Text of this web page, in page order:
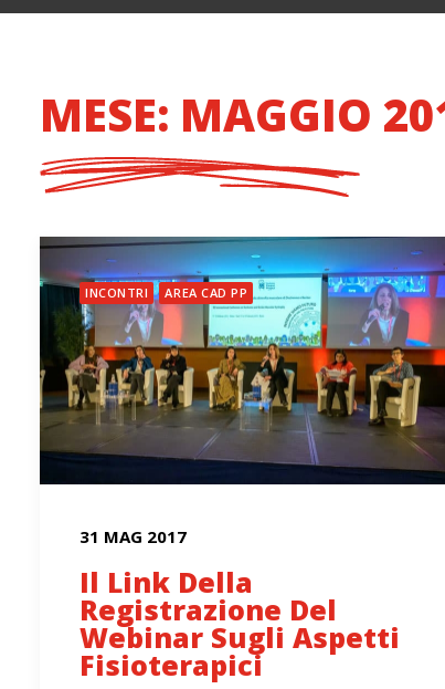
MESE: MAGGIO
INCONTRI AREA CAD PP
31 MAG 2017
Il Link Della
Registrazione Del
Webinar Sugli Aspetti
Fisioterapici